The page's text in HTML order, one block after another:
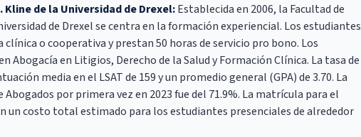
de la Universidad de Drexel:Establecida en 2006, la Facultad de
de Drexel se centra en la formación experiencial. Los estudiantes
o cooperativa y prestan 50 horas de servicio pro bono. Los
Abogacía en Litigios, Derecho de la Salud y Formación Clínica. La tasa de
media en el LSAT de 159 y un promedio general (GPA) de 3.70. La
por primera vez en 2023 fue del 71.9%. La matrícula para el
un costo total estimado para los estudiantes presenciales de alrededor